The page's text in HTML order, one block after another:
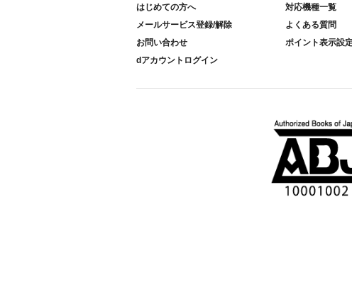
はじめての方へ
対応機種一覧
メールサービス登録/解除
よくある質問
お問い合わせ
ポイント表示設
dアカウントログイン